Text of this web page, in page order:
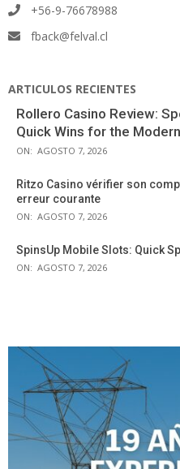
+56-9-76678988
fback@felval.cl
ARTICULOS RECIENTES
Rollero Casino Review:
Quick Wins for the
ON: AGOSTO 7, 2026
Ritzo Casino vérifier son
erreur courante
ON: AGOSTO 7, 2026
SpinsUp Mobile Slots: Quick
ON: AGOSTO 7, 2026